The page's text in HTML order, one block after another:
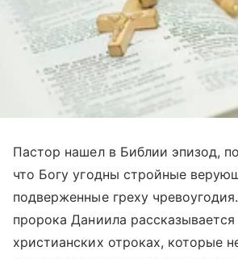
Пастор нашел в Библии эпизод,
что Богу угодны стройные
подверженные греху
пророка Даниила
христианских отроках, которые